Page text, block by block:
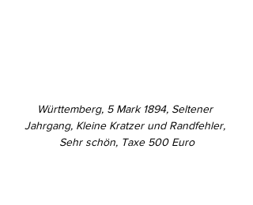
Württemberg, 5 Mark 1894, Seltener
Jahrgang, Kleine Kratzer und Randfehler,
Sehr schön, Taxe 500 Euro